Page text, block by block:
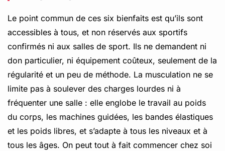
Le point commun de ces six bienfaits est qu’ils sont
accessibles à tous, et non réservés aux sportifs
confirmés ni aux salles de sport. Ils ne demandent ni
don particulier, ni équipement coûteux, seulement de la
régularité et un peu de méthode. La musculation ne se
limite pas à soulever des charges lourdes ni à
fréquenter une salle : elle englobe le travail au poids
du corps, les machines guidées, les bandes élastiques
et les poids libres, et s’adapte à tous les niveaux et à
tous les âges. On peut tout à fait commencer chez soi